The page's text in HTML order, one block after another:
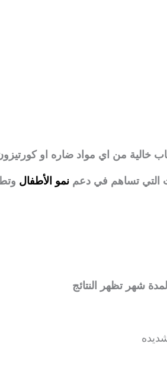
من اي مواد ضاره او
التي تساهم في دعم نمو الأطفال
شهر تظهر النتائج